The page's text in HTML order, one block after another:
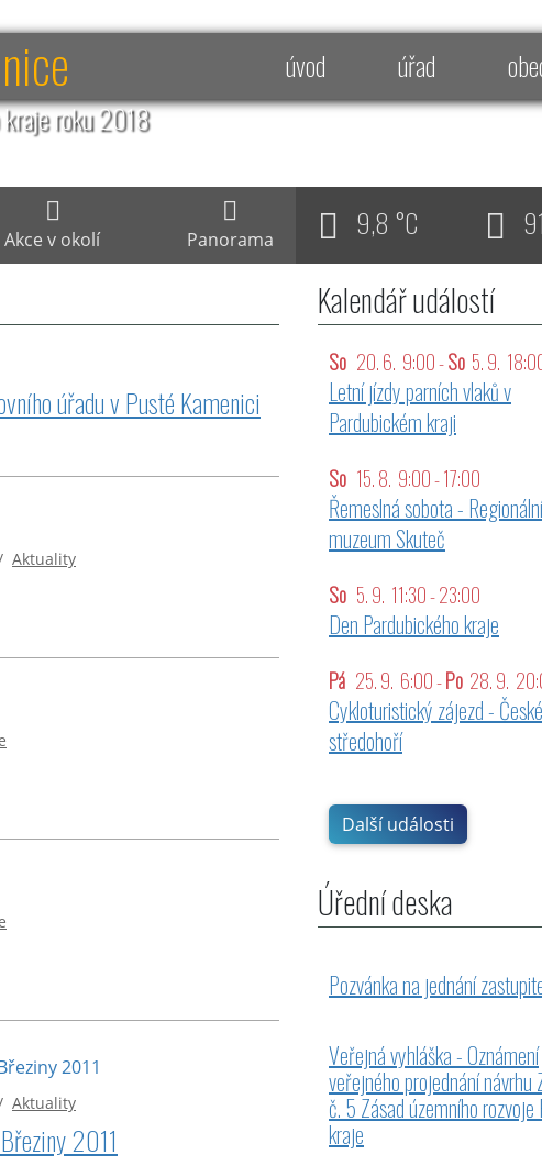
kraje roku 2018
úvod úřad
Akce v okolí Panorama 9,8 °C
úřadu v Pusté Kamenici
Aktuality
Aktuality
2011
Kalendář událostí
So 20. 6. 9:00 -So 5. 9.
Letní jízdy parních vlaků v
Pardubickém kraji
So 15. 8. 9:00 - 17:00
Řemeslná sobota - Regionální
muzeum Skuteč
So 5. 9. 11:30 - 23:00
Den Pardubického kraje
Pá 25. 9. 6:00 -Po 28. 9.
Cykloturistický zájezd - České
středohoří
Další události
Úřední deska
Pozvánka na jednání
Veřejná vyhláška - Oznámení
veřejného projednání návrhu
č. 5 Zásad územního rozvoje
kraje